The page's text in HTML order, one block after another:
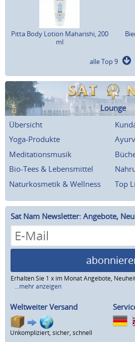
Pitta Body Lotion Maharishi, 200
ml
alle Top 9
Lounge
Übersicht
Yoga-Produkte
Meditationsmusik
Bio-Tees & Lebensmittel
Naturkosmetik & Wellness
Top
Sat Nam Newsletter: Angebote,
Erhalten Sie 1 x im Monat Angebote,
...mehr anzeigen
Weltweiter Versand
Unkompliziert, sicher, schnell